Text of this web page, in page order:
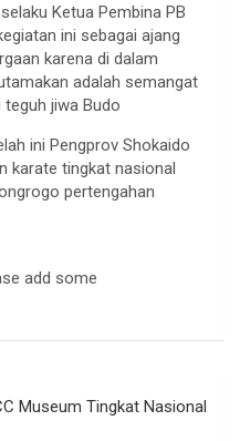
Ketua Pembina PB
ini sebagai ajang
karena di dalam
adalah semangat
jiwa Budo
ini Pengprov Shokaido
karate tingkat nasional
pertengahan
add some
Museum Tingkat Nasional